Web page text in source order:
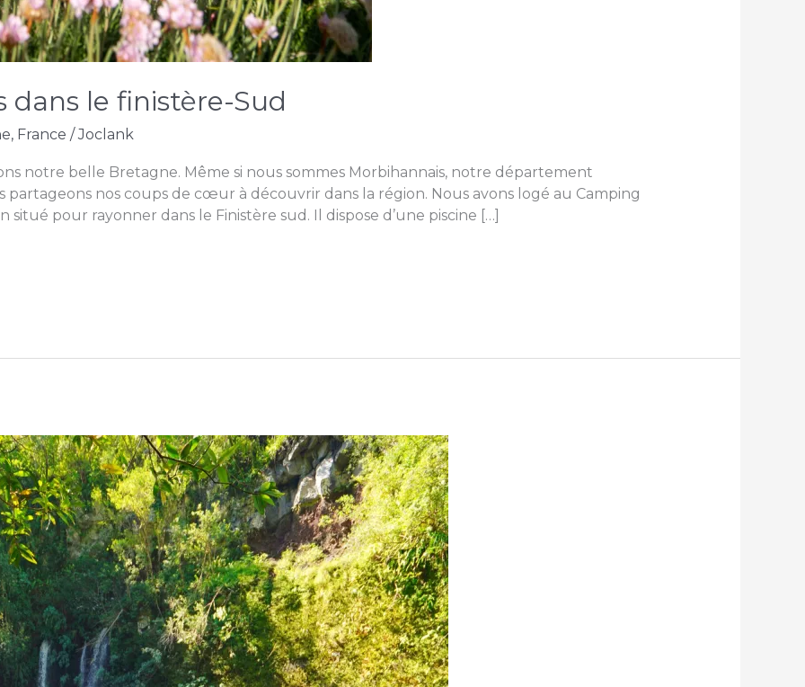
dans le finistère-Sud
, France /Joclank
notre belle Bretagne. Même si nous sommes Morbihannais, notre département
partageons nos coups de cœur à découvrir dans la région. Nous avons logé au Camping
pour rayonner dans le Finistère sud. Il dispose d’une piscine […]